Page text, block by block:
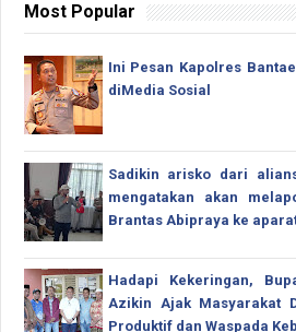
Most Popular
Ini Pesan Kapolres
diMedia Sosial
Sadikin arisko dari
mengatakan akan
Brantas Abipraya ke
Hadapi Kekeringan,
Azikin Ajak Masyarakat
Produktif dan Waspada